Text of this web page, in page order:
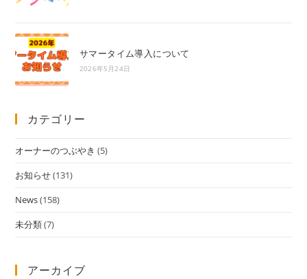
サマータイム導入について
2026年5月24日
カテゴリー
オーナーのつぶやき (5)
お知らせ(131)
News(158)
未分類(7)
アーカイブ